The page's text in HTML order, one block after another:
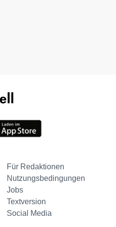
Für Redaktionen
Nutzungsbedingungen
Jobs
Textversion
Social Media